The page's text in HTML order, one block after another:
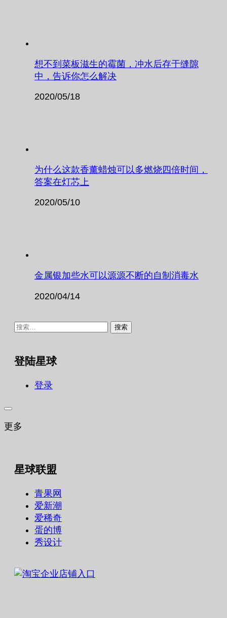
想不到菜板滋生的霉菌，冲水后存于缝隙
中，告诉你怎么解决
2020/05/18
为什么这款香薰蜡烛可以多燃烧四倍时间，
答案在灯芯上
2020/05/10
金属银加些水可以源源不断的自制消毒水
2020/04/14
搜
登陆星球
登录
更多
星球联盟
青果网
爱新潮
爱稀奇
蛋的博
秀设计